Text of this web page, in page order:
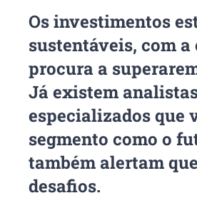
Os investimentos
sustentáveis, com a
procura a
Já existem
especializados que
segmento como o
também alertam
desafios.